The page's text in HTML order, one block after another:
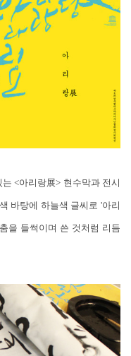
<아리랑展> 현수막과 전시
바탕에 하늘색 글씨로 '아리
을 들썩이며 쓴 것처럼 리듬